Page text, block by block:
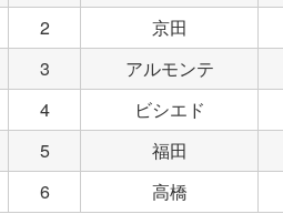
2
京田
3
アルモンテ
4
ビシエド
5
福田
6 高橋